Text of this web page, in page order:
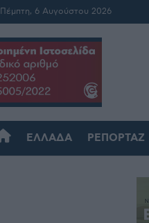
Πέμπτη, 6 Αυγούστου 2026
ΕΛΛΆΔΑ ΡΕΠΟΡΤΆΖ